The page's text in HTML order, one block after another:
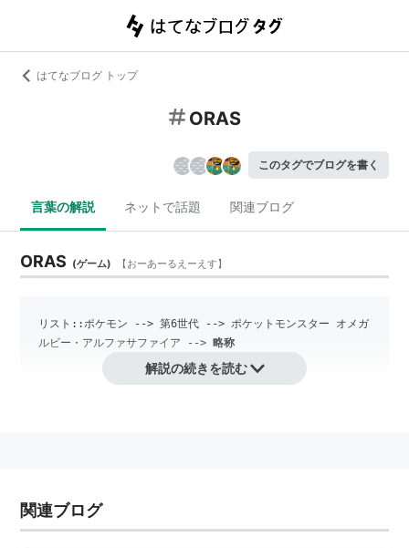
はてなブログ トップ
ORAS
このタグでブログを書く
言葉の解説 ネットで話題 関連ブログ
ORAS (ゲーム) 【おーあーるえーえす】
リスト::ポケモン --> 第6世代 --> ポケットモンスター オメガ
ルビー・アルファサファイア
--> 略称
解説の続きを読む
関連ブログ